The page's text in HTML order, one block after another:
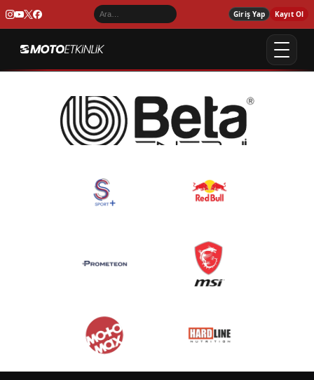
Giriş Yap Kayıt Ol